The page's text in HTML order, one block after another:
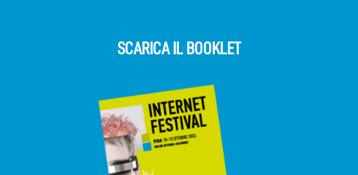
SCARICA IL BOOKLET